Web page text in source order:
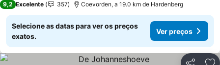
9,2 Excelente 357 Coevorden, a 19.0 km de Hardenberg
Selecione as datas para ver os preços
exatos.
Ver preços